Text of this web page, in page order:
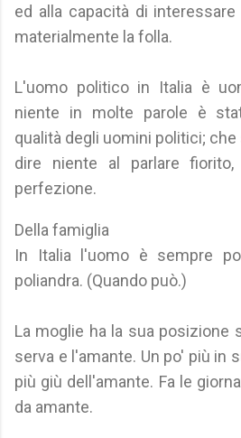
ed alla capacità di
materialmente la folla.
L'uomo politico in Italia è
niente in molte parole è
qualità degli uomini politici;
dire niente al parlare
perfezione.
Della famiglia
In Italia l'uomo è sempre
poliandra. (Quando può.)
La moglie ha la sua posizione
serva e l'amante. Un po' più in
più giù dell'amante. Fa le
da amante.